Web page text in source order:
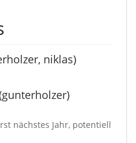
niklas)
nächstes Jahr, potentiell